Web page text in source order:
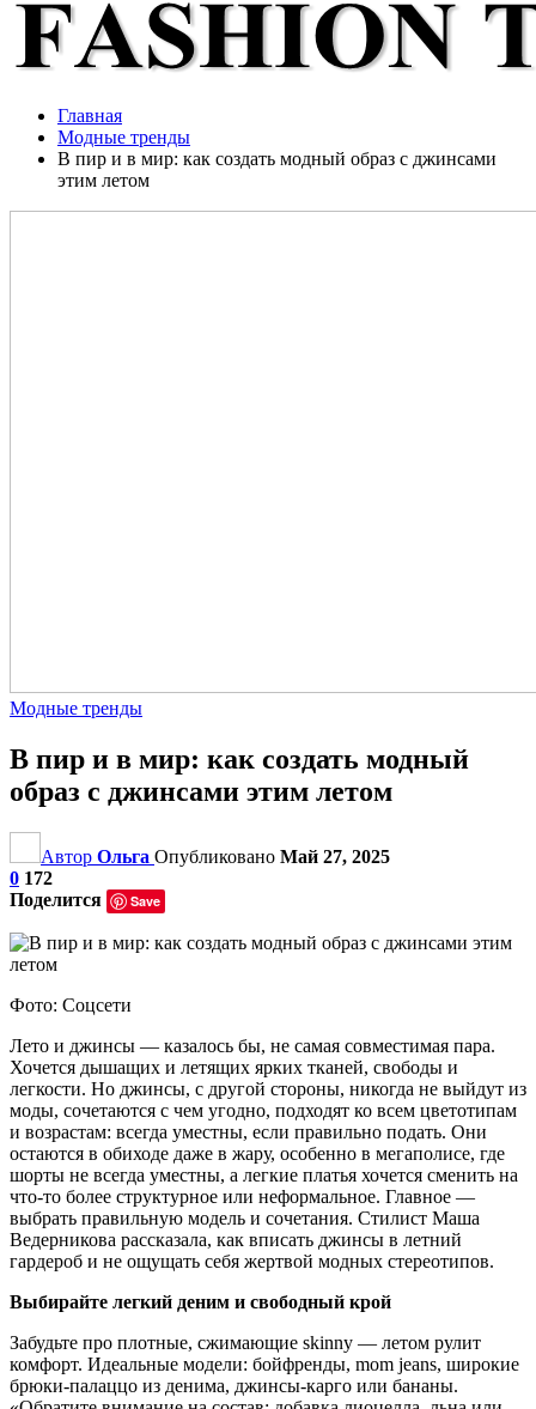
Главная
Модные тренды
В пир и в мир: как создать модный образ с джинсами
этим летом
Модные тренды
В пир и в мир: как создать модный
образ с джинсами этим летом
Автор Ольга Опубликовано Май 27, 2025
0 172
Поделится
Save
Фото: Соцсети
Лето и джинсы — казалось бы, не самая совместимая пара.
Хочется дышащих и летящих ярких тканей, свободы и
легкости. Но джинсы, с другой стороны, никогда не выйдут из
моды, сочетаются с чем угодно, подходят ко всем цветотипам
и возрастам: всегда уместны, если правильно подать. Они
остаются в обиходе даже в жару, особенно в мегаполисе, где
шорты не всегда уместны, а легкие платья хочется сменить на
что-то более структурное или неформальное. Главное —
выбрать правильную модель и сочетания. Стилист Маша
Ведерникова рассказала, как вписать джинсы в летний
гардероб и не ощущать себя жертвой модных стереотипов.
Выбирайте легкий деним и свободный крой
Забудьте про плотные, сжимающие skinny — летом рулит
комфорт. Идеальные модели: бойфренды, mom jeans, широкие
брюки-палаццо из денима, джинсы-карго или бананы.